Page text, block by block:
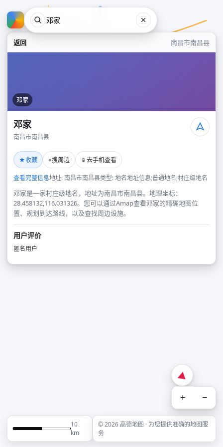
返回 南昌市南昌县
邓家
邓家
南昌市南昌县
★收藏 ⌖搜周边 📱 去手机查看
查看完整信息地址: 南昌市南昌县类型: 地名地址信息;普通地名;村庄级地名
邓家是一家村庄级地名，地址为南昌市南昌县。地理坐标：
28.458132,116.031326。您可以通过Amap查看邓家的精确地图位
置、规划到达路线，以及查找周边设施。
用户评价
匿名用户
+ −
10
km
© 2026 高德地图 · 为您提供准确的地图服
务